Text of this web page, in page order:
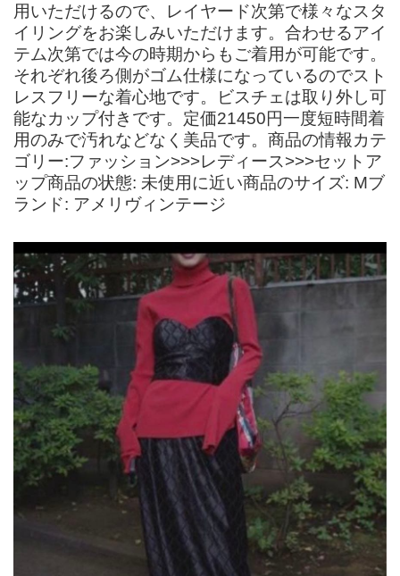
用いただけるので、レイヤード次第で様々なスタ
イリングをお楽しみいただけます。合わせるアイ
テム次第では今の時期からもご着用が可能です。
それぞれ後ろ側がゴム仕様になっているのでスト
レスフリーな着心地です。ビスチェは取り外し可
能なカップ付きです。定価21450円一度短時間着
用のみで汚れなどなく美品です。商品の情報カテ
ゴリー:ファッション>>>レディース>>>セットア
ップ商品の状態: 未使用に近い商品のサイズ: Mブ
ランド: アメリヴィンテージ